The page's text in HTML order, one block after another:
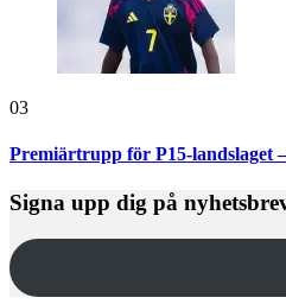
03
Premiärtrupp för P15-landslaget
Signa upp dig på